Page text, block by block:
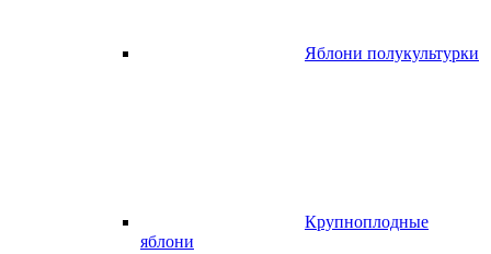
Яблони полукультурки
Крупноплодные
яблони